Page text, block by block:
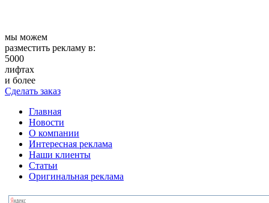
мы можем
разместить рекламу в:
5000
лифтах
и более
Сделать заказ
Главная
Новости
О компании
Интересная реклама
Наши клиенты
Статьи
Оригинальная реклама